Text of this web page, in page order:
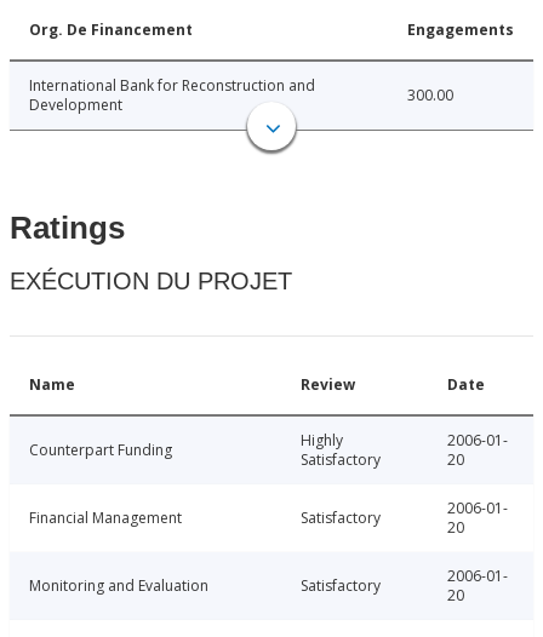
Org. De Financement Engagements
International Bank for Reconstruction and
Development
300.00
Ratings
EXÉCUTION DU PROJET
Name Review Date
Counterpart Funding
Highly
Satisfactory
2006-01-
20
Financial Management Satisfactory
2006-01-
20
Monitoring and Evaluation Satisfactory
2006-01-
20